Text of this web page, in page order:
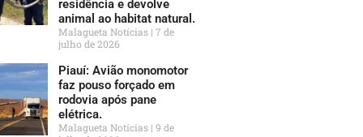
residência e devolve
animal ao habitat natural.
Malagueta Notícias 7 de
julho de 2026
Piauí: Avião monomotor
faz pouso forçado em
rodovia após pane
elétrica.
Malagueta Notícias 9 de